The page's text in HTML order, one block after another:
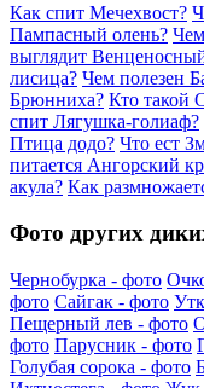
Как спит Мечехвост?
Пампасный олень?
выглядит
лисица? Чем полезен
Брюнниха? Кто такой
спит Лягушка-голиаф?
Птица додо? Что ест
питается Ангорский
акула? Как
Фото других
Чернобурка - фото
фото Сайгак - фото
Пещерный лев - фото
фото Парусник - фото
Голубая сорока - фото